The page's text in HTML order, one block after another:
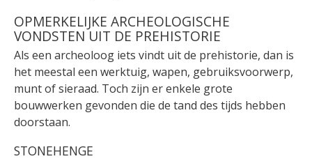
OPMERKELIJKE ARCHEOLOGISCHE
VONDSTEN UIT DE PREHISTORIE
Als een archeoloog iets vindt uit de prehistorie, dan is
het meestal een werktuig, wapen, gebruiksvoorwerp,
munt of sieraad. Toch zijn er enkele grote
bouwwerken gevonden die de tand des tijds hebben
doorstaan.
STONEHENGE